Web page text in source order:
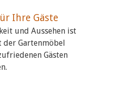
Ihre Gäste
und Aussehen ist
der Gartenmöbel
Gästen